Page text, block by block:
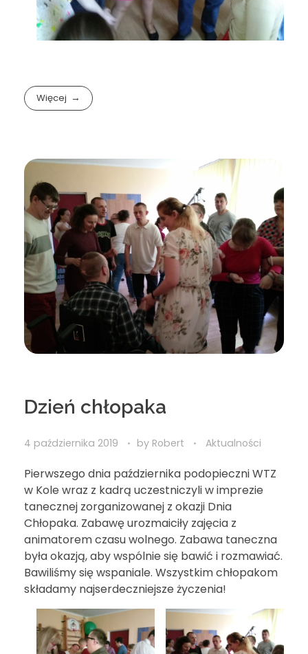
Więcej
Dzień chłopaka
4 października 2019 by Robert Aktualności
Pierwszego dnia października podopieczni WTZ
w Kole wraz z kadrą uczestniczyli w imprezie
tanecznej zorganizowanej z okazji Dnia
Chłopaka. Zabawę urozmaiciły zajęcia z
animatorem czasu wolnego. Zabawa taneczna
była okazją, aby wspólnie się bawić i rozmawiać.
Bawiliśmy się wspaniale. Wszystkim chłopakom
składamy najserdeczniejsze życzenia!